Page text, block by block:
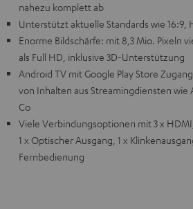
nahezu komplett ab
Unterstützt aktuelle Standards wie 16:9,
Enorme Bildschärfe: mit 8,3 Mio. Pixeln
als Full HD, inklusive 3D-Unterstützung
Android TV mit Google Play Store
von Inhalten aus Streamingdiensten wie
Co
Viele Verbindungsoptionen mit 3 x HDMI,
1 x Optischer Ausgang, 1 x
Fernbedienung